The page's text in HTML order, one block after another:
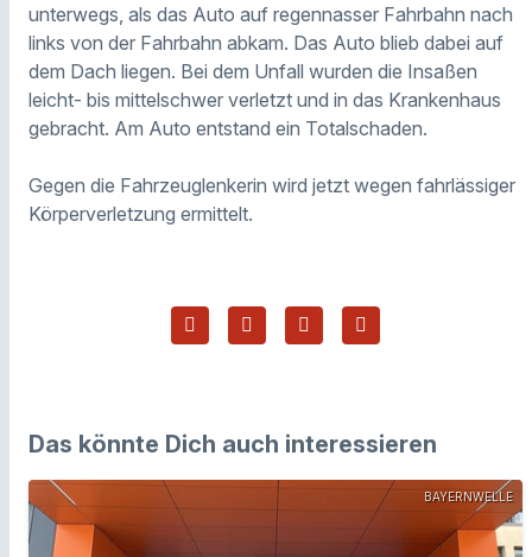
unterwegs, als das Auto auf regennasser Fahrbahn nach
links von der Fahrbahn abkam. Das Auto blieb dabei auf
dem Dach liegen. Bei dem Unfall wurden die Insaßen
leicht- bis mittelschwer verletzt und in das Krankenhaus
gebracht. Am Auto entstand ein Totalschaden.
Gegen die Fahrzeuglenkerin wird jetzt wegen fahrlässiger
Körperverletzung ermittelt.
Das könnte Dich auch interessieren
BAYERNWELLE